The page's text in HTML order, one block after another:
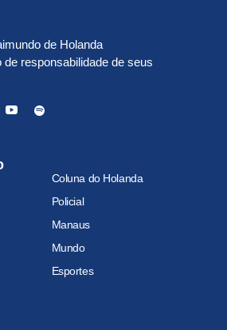
de Holanda
responsabilidade de seus
Coluna do Holanda
Policial
Manaus
Mundo
Esportes